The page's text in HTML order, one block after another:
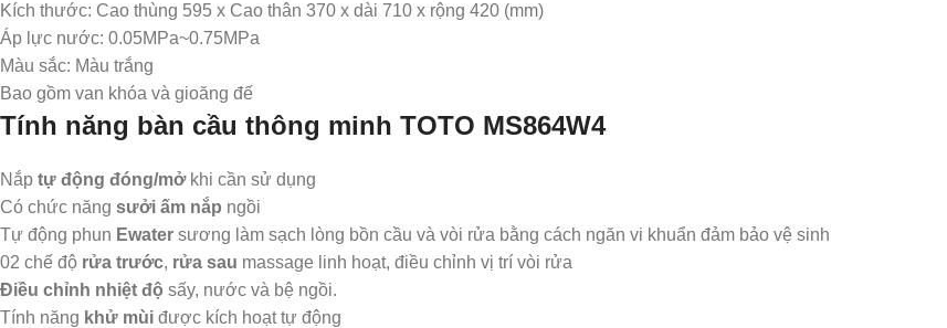
Kích thước: Cao thùng 595 x Cao thân 370 x dài 710 x rộng 420 (mm)
Áp lực nước: 0.05MPa~0.75MPa
Màu sắc: Màu trắng
Bao gồm van khóa và gioăng đế
Tính năng bàn cầu thông minh TOTO MS864W4
Nắp tự động đóng/mở khi cần sử dụng
Có chức năng sưởi ấm nắp ngồi
Tự động phun Ewater sương làm sạch lòng bồn cầu và vòi rửa bằng cách ngăn vi khuẩn đảm bảo vệ sinh
02 chế độ rửa trước, rửa sau massage linh hoạt, điều chỉnh vị trí vòi rửa
Điều chỉnh nhiệt độ sấy, nước và bệ ngồi.
Tính năng khử mùi được kích hoạt tự động